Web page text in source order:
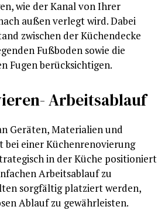
wie der Kanal von Ihrer
außen verlegt wird. Dabei
zwischen der Küchendecke
Fußboden sowie die
Fugen berücksichtigen.
Arbeitsablauf
Geräten, Materialien und
bei einer Küchenrenovierung
in der Küche positioniert
Arbeitsablauf zu
sorgfältig platziert werden,
Ablauf zu gewährleisten.